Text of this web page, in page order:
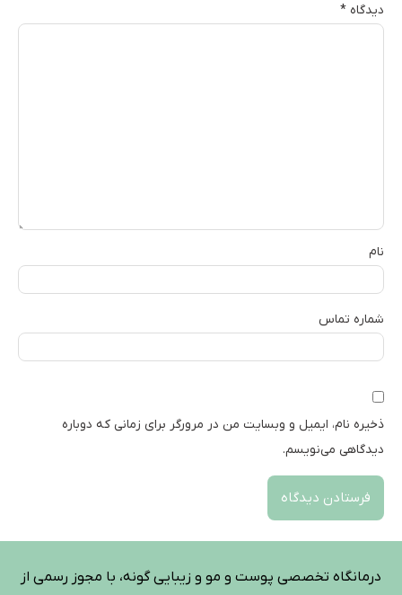
دیدگاه *
نام
شماره تماس
ذخیره نام، ایمیل و وبسایت من در مرورگر برای زمانی که دوباره
دیدگاهی می‌نویسم.
درمانگاه تخصصی پوست و مو و زیبایی گونه، با مجوز رسمی از